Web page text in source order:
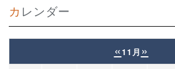
カレンダー
« 11月 »